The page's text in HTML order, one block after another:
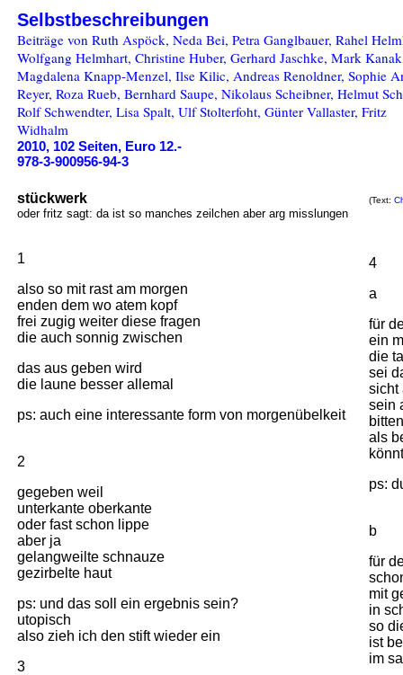
Selbstbeschreibungen
Beiträge von Ruth Aspöck, Neda Bei, Petra Ganglbauer, Rahel
Wolfgang Helmhart, Christine Huber, Gerhard Jaschke, Mark
Magdalena Knapp-Menzel, Ilse Kilic, Andreas Renoldner, Sophie
Reyer, Roza Rueb, Bernhard Saupe, Nikolaus Scheibner, Helmut
Rolf Schwendter, Lisa Spalt, Ulf Stolterfoht, Günter Vallaster, Fritz
Widhalm
2010, 102 Seiten, Euro 12.-
978-3-900956-94-3
stückwerk
oder fritz sagt: da ist so manches zeilchen aber arg misslungen
1
also so mit rast am morgen
enden dem wo atem kopf
frei zugig weiter diese fragen
die auch sonnig zwischen
das aus geben wird
die laune besser allemal
ps: auch eine interessante form von morgenübelkeit
2
gegeben weil
unterkante oberkante
oder fast schon lippe
aber ja
gelangweilte schnauze
gezirbelte haut
ps: und das soll ein ergebnis sein?
utopisch
also zieh ich den stift wieder ein
3
(Text:
4
a
für
ein
die
sei
sicht
sein
als
ps:
b
für
mit
in
so
ist
im